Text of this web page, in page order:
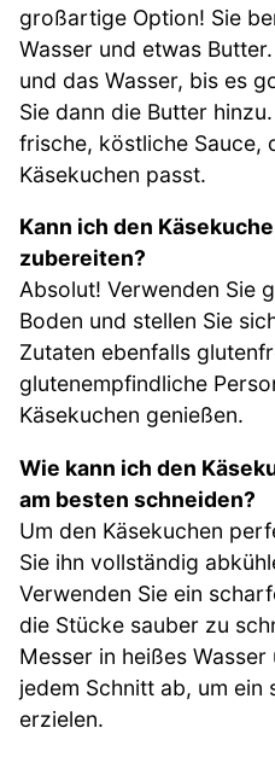
großartige Option! Sie
Wasser und etwas
und das Wasser, bis es
Sie dann die Butter
frische, köstliche Sauce,
Käsekuchen passt.
Kann ich den
zubereiten?
Absolut! Verwenden Sie
Boden und stellen Sie
Zutaten ebenfalls
glutenempfindliche
Käsekuchen genießen.
Wie kann ich den
am besten schneiden?
Um den Käsekuchen
Sie ihn vollständig
Verwenden Sie ein
die Stücke sauber zu
Messer in heißes
jedem Schnitt ab, um ein
erzielen.